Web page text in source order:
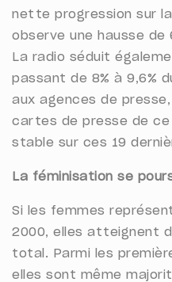
nette progression sur
observe une hausse de
La radio séduit
passant de 8% à 9,6%
aux agences de
cartes de presse de
stable sur ces 19
La féminisation se
Si les femmes
2000, elles atteignent
total. Parmi les
elles sont même